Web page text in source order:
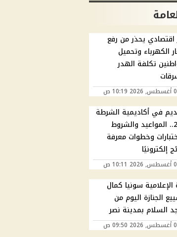
اقتصادي يحذر من رفع
الكهرباء وتحميل
تكلفة الهدر
في أكاديمية الشرطة
2026.. المواعيد والشروط
وخطوات معرفة
إلكترونيًا
الإعلامية سونيا كمال
الجنازة اليوم من
السلام بمدينة نصر